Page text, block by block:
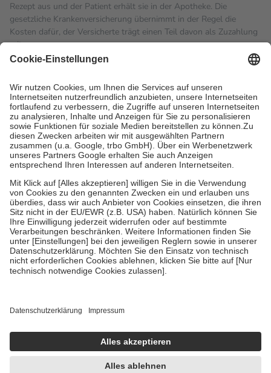
Rezept aus und der Patient erhält sie in der Apotheke. Die
gesetzliche Krankenversicherung übernimmt in der Regel die
Kosten dafür, der Versicherte trägt einen Teil davon als Zuzahlung
mit.
Grundsätzlich leisten Mitglieder Zuzahlungen in Höhe von zehn
höchstens zehn Euro.
Es sind jedoch nie mehr als die
tatsächlichen Kosten der Leistung zu entrichten.
Diese Regeln gelten grundsätzlich auch für Online-Apotheken.
Bei Heilmitteln und häuslicher Krankenpflege beträgt die
Zuzahlung zehn Prozent der Kosten sowie zehn Euro je
Verordnung.
Um das Engagement der Versicherten für ihre eigene Gesundheit
zu stärken und die besondere Stellung der Familie zu unterstützen,
fallenkeine Zuzahlungenan bei:
• Kindern und Jugendlichen bis zum vollendeten 18. Lebensjahr
mit Ausnahme der Fahrkosten
• Untersuchungen zur Vorsorge und Früherkennung, die von der
GKV getragen werden
• empfohlenen Schutzimpfungen
• Harn- und Blutteststreifen
getroffen, um sicherzustellen, dass es sich um echte Bewertungen
https://help.etrusted.com/hc/de/articles/4419944605341
Einige Bilder und Inhalte wurden unter Zuhilfenahme künstlicher